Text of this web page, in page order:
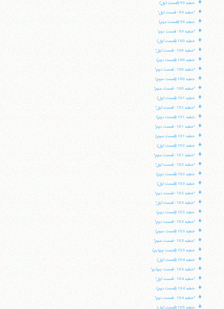
+ خطبه 99 (قسمت اول)
+ "خطبه 99 - قسمت اول"
+ خطبه 99 (قسمت دوم)
+ "خطبه 99 - قسمت دوم"
+ خطبه 100 (قسمت اول)
+ "خطبه 100 - قسمت اول"
+ خطبه 100 (قسمت دوم)
+ "خطبه 100 - قسمت دوم"
+ خطبه 100 (قسمت سوم)
+ "خطبه 100 - قسمت سوم"
+ خطبه 101 (قسمت اول)
+ "خطبه 101 - قسمت اول"
+ خطبه 101 (قسمت دوم)
+ "خطبه 101 - قسمت دوم"
+ خطبه 101 (قسمت سوم)
+ خطبه 102 (قسمت اول)
+ "خطبه 101 - قسمت سوم"
+ "خطبه 102 - قسمت اول"
+ خطبه 102 (قسمت دوم)
+ خطبه 103 (قسمت اول)
+ "خطبه 102 - قسمت دوم"
+ "خطبه 103 - قسمت اول"
+ خطبه 103 (قسمت دوم)
+ "خطبه 103 - قسمت دوم"
+ خطبه 103 (قسمت سوم)
+ "خطبه 103 - قسمت سوم"
+ خطبه 103 (قسمت چهارم)
+ خطبه 104 (قسمت اول)
+ "خطبه 103 - قسمت چهارم"
+ "خطبه 104 - قسمت اول"
+ خطبه 104 (قسمت دوم)
+ "خطبه 104 - قسمت دوم"
+ خطبه 105 (قسمت اول)